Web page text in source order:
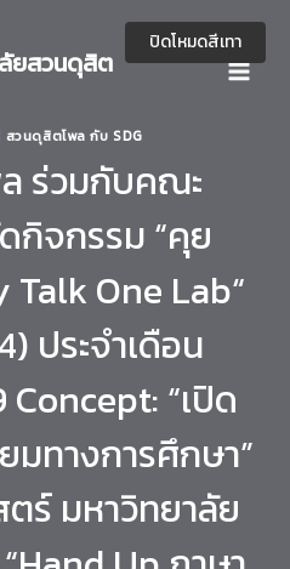
ยสวนดุสิต
สวนดุสิตโพล กับ SDG
ร่วมกับคณะ
กิจกรรม “คุย
One Lab“
ประจำเดือน
“เปิด
มทางการศึกษา”
ร์ มหาวิทยาลัย
ปิดโหมดสีเทา